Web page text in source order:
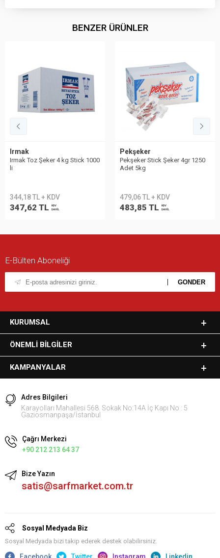
BENZER ÜRÜNLER
Irmak
Irmak Toz Şeker 4 kg Stick 1000
li
344,18 TL + KDV
347,62 TL
KDV
DAHİL
Pekşeker
Pekşeker Stick Şeker 4gr 1250
Adet 5kg
479,06 TL + KDV
483,85 TL
KDV
DAHİL
E-Bülten Aboneliği
KURUMSAL
ÖNEMLI BILGILER
KAMPANYALAR
Adres Bilgileri
Karayolları Mahallesi 568. Sokak No:14A İç Kapı No : 5
Gaziosmanpaşa/İstanbul
Çağrı Merkezi
+90 212 213 64 37
Bize Yazın
satis@sarfmarket.com.tr
Sosyal Medyada Biz
Sosyal Medyada bizi takip ederek destek olabilirsiniz.